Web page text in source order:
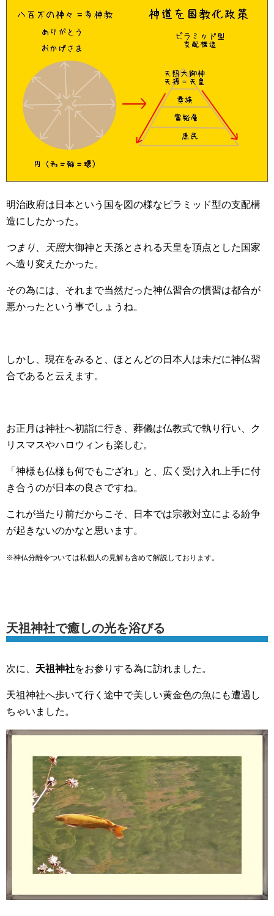
明治政府は日本という国を図の様なピラミッド型の支配構
造にしたかった。
つまり、天照大御神と天孫とされる天皇を頂点とした国家
へ造り変えたかった。
その為には、それまで当然だった神仏習合の慣習は都合が
悪かったという事でしょうね。
しかし、現在をみると、ほとんどの日本人は未だに神仏習
合であると云えます。
お正月は神社へ初詣に行き、葬儀は仏教式で執り行い、ク
リスマスやハロウィンも楽しむ。
「神様も仏様も何でもござれ」と、広く受け入れ上手に付
き合うのが日本の良さですね。
これが当たり前だからこそ、日本では宗教対立による紛争
が起きないのかなと思います。
※神仏分離令ついては私個人の見解も含めて解説しております。
天祖神社で癒しの光を浴びる
次に、 天祖神社をお参りする為に訪れました。
天祖神社へ歩いて行く途中で美しい黄金色の魚にも遭遇し
ちゃいました。